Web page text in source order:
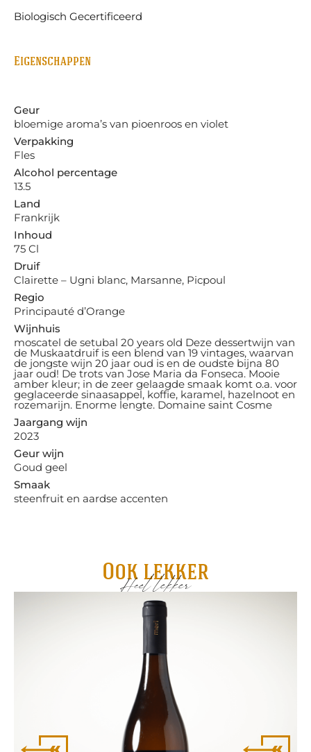
Biologisch Gecertificeerd
Eigenschappen
Geur
bloemige aroma’s van pioenroos en violet
Verpakking
Fles
Alcohol percentage
13.5
Land
Frankrijk
Inhoud
75 Cl
Druif
Clairette – Ugni blanc, Marsanne, Picpoul
Regio
Principauté d’Orange
Wijnhuis
moscatel de setubal 20 years old Deze dessertwijn van
de Muskaatdruif is een blend van 19 vintages, waarvan
de jongste wijn 20 jaar oud is en de oudste bijna 80
jaar oud! De trots van Jose Maria da Fonseca. Mooie
amber kleur; in de zeer gelaagde smaak komt o.a. voor
geglaceerde sinaasappel, koffie, karamel, hazelnoot en
rozemarijn. Enorme lengte. Domaine saint Cosme
Jaargang wijn
2023
Geur wijn
Goud geel
Smaak
steenfruit en aardse accenten
Ook lekker
Heel lekker